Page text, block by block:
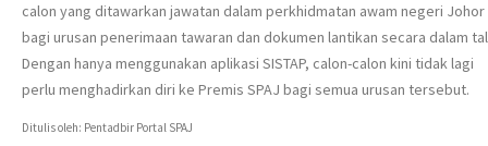
calon yang ditawarkan jawatan dalam perkhidmatan awam negeri Johor
bagi urusan penerimaan tawaran dan dokumen lantikan secara dalam
Dengan hanya menggunakan aplikasi SISTAP, calon-calon kini tidak lagi
perlu menghadirkan diri ke Premis SPAJ bagi semua urusan tersebut.
Ditulis oleh: Pentadbir Portal SPAJ